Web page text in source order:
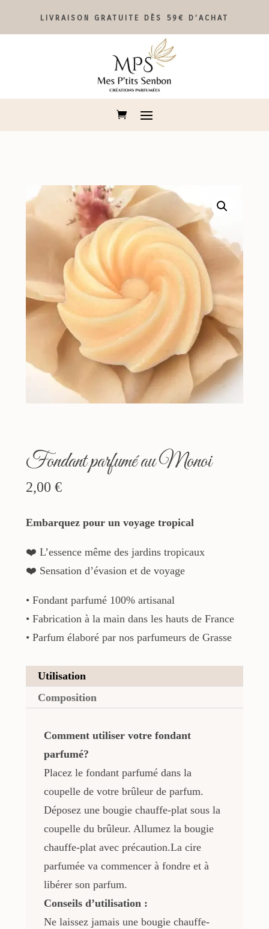
LIVRAISON GRATUITE DÈS 59€ D’ACHAT
Fondant parfumé au Monoi
2,00 €
Embarquez pour un voyage tropical
❤️ L’essence même des jardins tropicaux
❤️ Sensation d’évasion et de voyage
• Fondant parfumé 100% artisanal
• Fabrication à la main dans les hauts de France
• Parfum élaboré par nos parfumeurs de Grasse
Utilisation
Composition
Comment utiliser votre fondant
parfumé?
Placez le fondant parfumé dans la
coupelle de votre brûleur de parfum.
Déposez une bougie chauffe-plat sous la
coupelle du brûleur. Allumez la bougie
chauffe-plat avec précaution.La cire
parfumée va commencer à fondre et à
libérer son parfum.
Conseils d’utilisation :
Ne laissez jamais une bougie chauffe-